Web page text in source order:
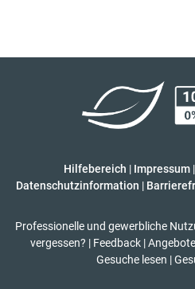
Hilfebereich | Impressum |
Datenschutzinformation |
Professionelle und gewerbliche
vergessen? | Feedback |
Gesuche lesen |